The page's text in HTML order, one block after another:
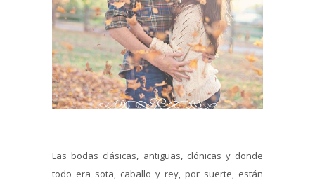
Las bodas clásicas, antiguas, clónicas y donde
todo era sota, caballo y rey, por suerte, están